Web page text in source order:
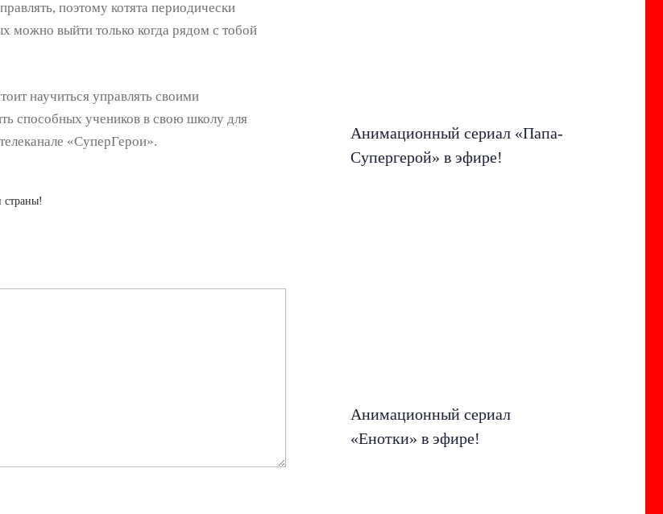
поэтому котята периодически
можно выйти только когда рядом с тобой
научиться управлять своими
способных учеников в свою школу для
«СуперГерои».
страны!
Анимационный сериал «Папа-
Супергерой» в эфире!
Анимационный сериал
«Енотки» в эфире!